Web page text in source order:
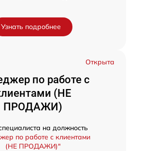
Узнать подробнее
Открыта
по работе с
(НЕ
ПРОДАЖИ)
на должность
по работе с клиентами
(НЕ ПРОДАЖИ)"